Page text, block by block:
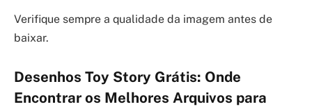
Verifique sempre a qualidade da imagem antes de
baixar.
Desenhos Toy Story Grátis: Onde
Encontrar os Melhores Arquivos para